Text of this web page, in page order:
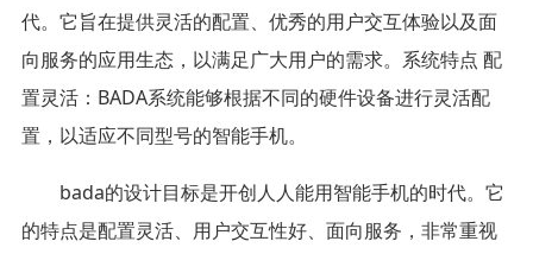
代。它旨在提供灵活的配置、优秀的用户交互体验以及面
向服务的应用生态，以满足广大用户的需求。系统特点 配
置灵活：BADA系统能够根据不同的硬件设备进行灵活配
置，以适应不同型号的智能手机。
bada的设计目标是开创人人能用智能手机的时代。它
的特点是配置灵活、用户交互性好、面向服务，非常重视